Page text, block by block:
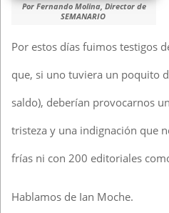
Por Fernando Molina, Director de
SEMANARIO
Por estos días fuimos testigos
que, si uno tuviera un poquito
saldo), deberían provocarnos
tristeza y una indignación que
frías ni con 200 editoriales
Hablamos de Ian Moche.